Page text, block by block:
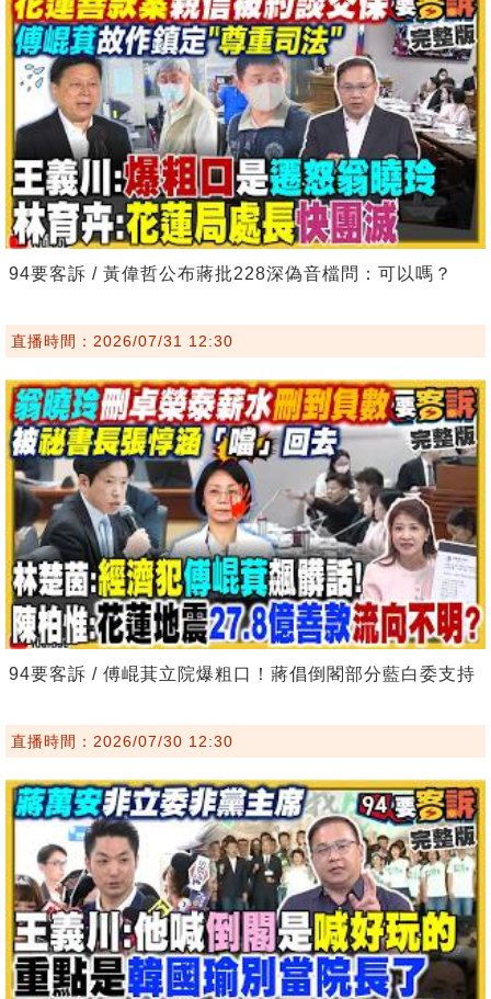
94要客訴 / 黃偉哲公布蔣批228深偽音檔問：可以嗎？
直播時間：2026/07/31 12:30
94要客訴 / 傅崐萁立院爆粗口！蔣倡倒閣部分藍白委支持
直播時間：2026/07/30 12:30